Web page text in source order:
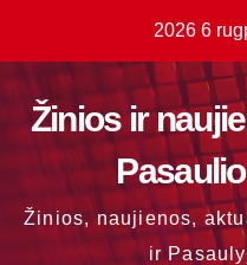
content
2026 6
Žinios ir
Žinios, naujienos,
ir